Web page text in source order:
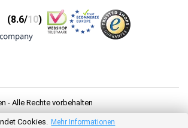
(8.6/10)
- Alle Rechte vorbehalten
Cookies. Mehr Informationen